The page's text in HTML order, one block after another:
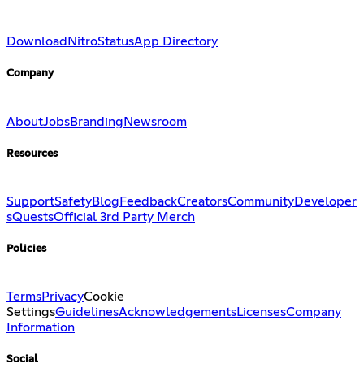
Download NitroStatusApp Directory
Company
AboutJobsBrandingNewsroom
Resources
SupportSafetyBlog FeedbackCreatorsCommunityDeveloper
sQuestsOfficial 3rd Party Merch
Policies
TermsPrivacyCookie
SettingsGuidelinesAcknowledgementsLicensesCompany
Information
Social